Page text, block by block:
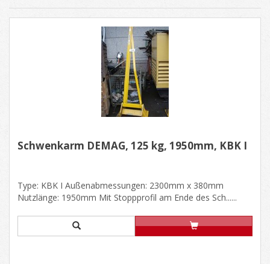
Schwenkarm DEMAG, 125 kg, 1950mm, KBK I
Type: KBK I Außenabmessungen: 2300mm x 380mm
Nutzlänge: 1950mm Mit Stoppprofil am Ende des Sch......